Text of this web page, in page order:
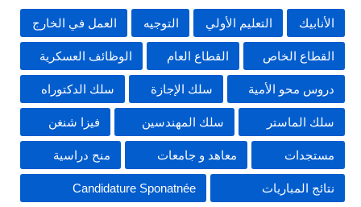
الأنابيك التعليم الأولي التوجيه العمل في الخارج
القطاع الخاص القطاع العام الوظائف العسكرية
دروس محو الأمية سلك الإجازة سلك الدكتوراه
سلك الماستر سلك المهندسين فيزا شنغن
مستجدات معاهد و جامعات منح دراسية
نتائج المباريات Candidature Sponatnée